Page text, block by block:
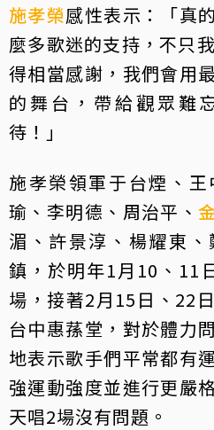
施孝榮感性表示：「真
麼多歌迷的支持，不只
得相當感謝，我們會用
的舞台，帶給觀眾難
待！」
施孝榮領軍于台煙、
瑜、李明德、周治平、
湄、許景淳、楊耀東、
鎮，於明年1月10、11
場，接著2月15日、22
台中惠蓀堂，對於體力
地表示歌手們平常都有
強運動強度並進行更嚴
天唱2場沒有問題。